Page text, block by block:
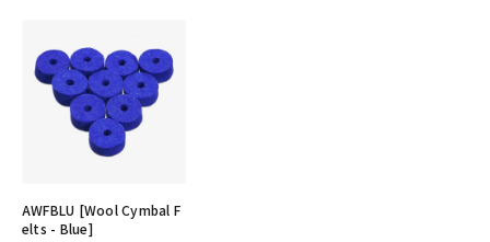
AWFBLU [Wool Cymbal F
elts - Blue]